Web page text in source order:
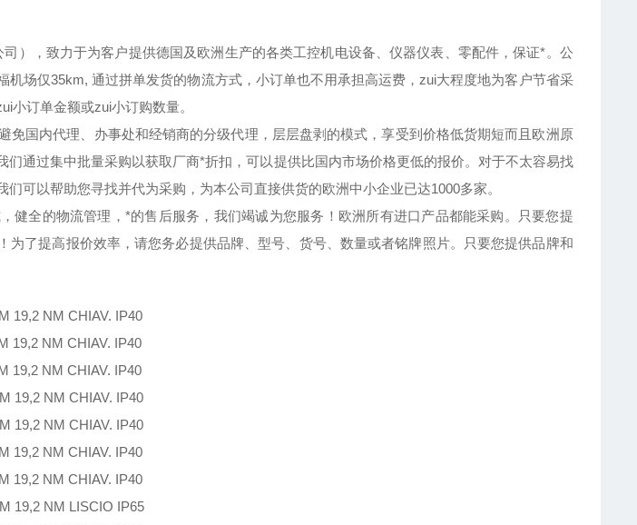
），致力于为客户提供德国及欧洲生产的各类工控机电设备、仪器仪表、零配件，保证*。公
机场仅35km, 通过拼单发货的物流方式，小订单也不用承担高运费，zui大程度地为客户节省采
小订单金额或zui小订购数量。
国内代理、办事处和经销商的分级代理，层层盘剥的模式，享受到价格低货期短而且欧洲原
们通过集中批量采购以获取厂商*折扣，可以提供比国内市场价格更低的报价。对于不太容易找
可以帮助您寻找并代为采购，为本公司直接供货的欧洲中小企业已达1000多家。
健全的物流管理，*的售后服务，我们竭诚为您服务！欧洲所有进口产品都能采购。只要您提
为了提高报价效率，请您务必提供品牌、型号、货号、数量或者铭牌照片。只要您提供品牌和
19,2 NM CHIAV. IP40
19,2 NM CHIAV. IP40
19,2 NM CHIAV. IP40
19,2 NM CHIAV. IP40
19,2 NM CHIAV. IP40
19,2 NM CHIAV. IP40
19,2 NM CHIAV. IP40
19,2 NM LISCIO IP65